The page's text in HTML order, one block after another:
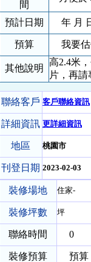
間
預計日期 年 月
預算 我要估
其他說明
高2.4米
片，再
聯絡客戶 客戶聯絡資訊
詳細資訊 更詳細資訊
地區 桃園市
刊登日期 2023-02-03
裝修場地 住家-
裝修坪數 坪
聯絡時間 0
裝修預算 預算